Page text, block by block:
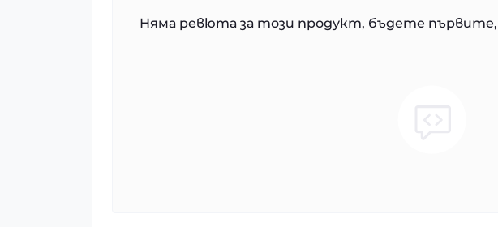
Няма ревюта за този продукт, бъдете първите,